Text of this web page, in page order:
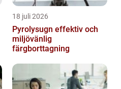
18 juli 2026
Pyrolysugn effektiv och
miljövänlig
färgborttagning